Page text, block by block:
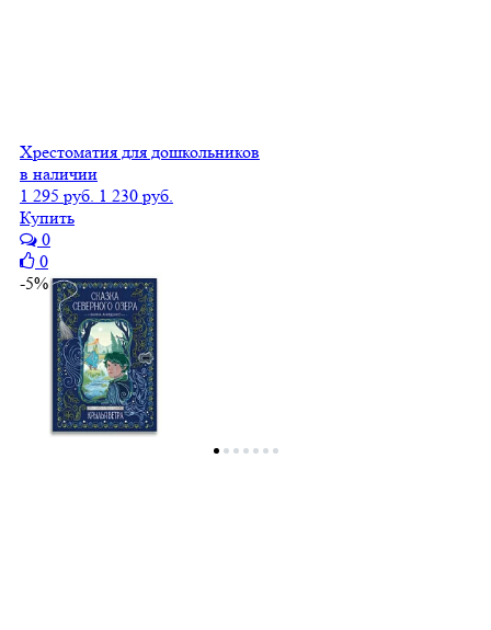
Хрестоматия для дошкольников
в наличии
1 295 руб. 1 230 руб.
Купить
0
0
-5%